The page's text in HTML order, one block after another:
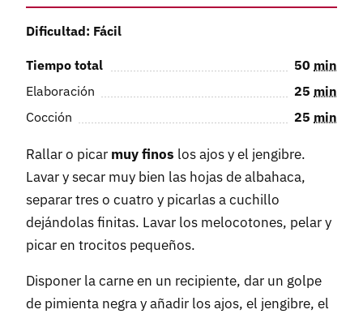
Dificultad: Fácil
Tiempo total 50 min
Elaboración
25 min
Cocción
25 min
Rallar o picar muy finos los ajos y el jengibre.
Lavar y secar muy bien las hojas de albahaca,
separar tres o cuatro y picarlas a cuchillo
dejándolas finitas. Lavar los melocotones, pelar y
picar en trocitos pequeños.
Disponer la carne en un recipiente, dar un golpe
de pimienta negra y añadir los ajos, el jengibre, el